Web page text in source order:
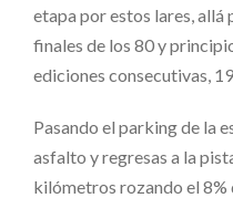
etapa por estos lares, allá
finales de los 80 y
ediciones consecutivas,
Pasando el parking de la
asfalto y regresas a la
kilómetros rozando el 8%